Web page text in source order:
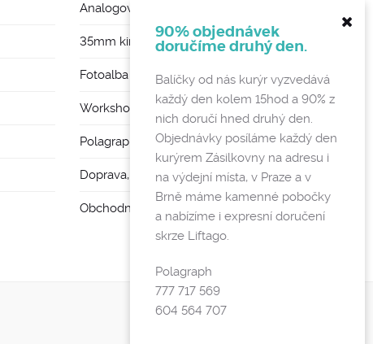
Analogové foťáky
35mm kinofilmy
Fotoalba a rámy
Workshopy
Polagraph Mates
Doprava, poštovné a vratky
Obchodní podmínky a GDPR
90% objednávek
doručíme druhý den.
Balíčky od nás kurýr vyzvedává
každý den kolem 15hod a 90% z
nich doručí hned druhý den.
Objednávky posíláme každý den
kurýrem Zásilkovny na adresu i
na výdejní místa, v Praze a v
Brně máme kamenné pobočky
a nabízíme i expresní doručení
skrze Liftago.
Polagraph
777 717 569
604 564 707